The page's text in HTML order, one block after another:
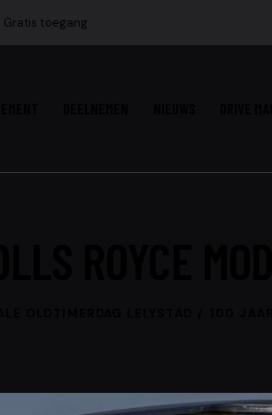
Gratis toegang